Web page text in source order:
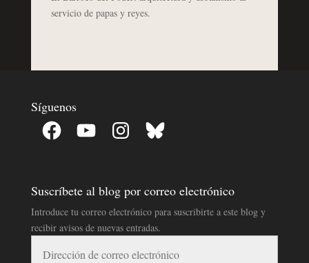
servicio de papas y reyes.
Síguenos
Facebook YouTube InstagramBluesky
Suscríbete al blog por correo electrónico
Introduce tu correo electrónico para suscribirte a este blog y
recibir avisos de nuevas entradas.